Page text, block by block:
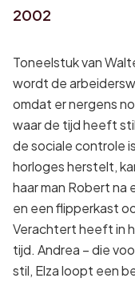
2002
Toneelstuk van
wordt de
omdat er nergens
waar de tijd heeft
de sociale controle
horloges herstelt,
haar man Robert na
en een flipperkast
Verachtert heeft in
tijd. Andrea – die
stil, Elza loopt een